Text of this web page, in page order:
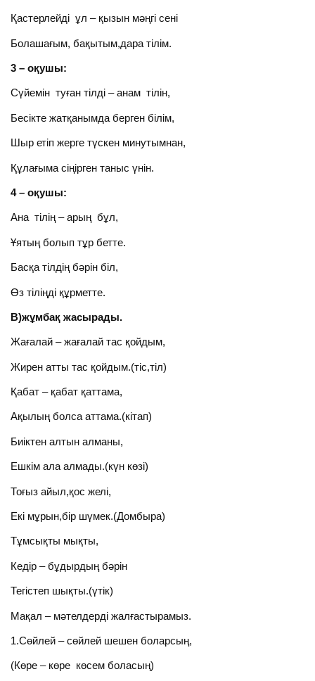
Қастерлейді ұл – қызын мәңгі сені
Болашағым, бақытым,дара тілім.
3 – оқушы:
Сүйемін туған тілді – анам тілін,
Бесікте жатқанымда берген білім,
Шыр етіп жерге түскен минутымнан,
Құлағыма сіңірген таныс үнін.
4 – оқушы:
Ана тілің – арың бұл,
Ұятың болып тұр бетте.
Басқа тілдің бәрін біл,
Өз тіліңді құрметте.
В)жұмбақ жасырады.
Жағалай – жағалай тас қойдым,
Жирен атты тас қойдым.(тіс,тіл)
Қабат – қабат қаттама,
Ақылың болса аттама.(кітап)
Биіктен алтын алманы,
Ешкім ала алмады.(күн көзі)
Тоғыз айыл,қос желі,
Екі мұрын,бір шүмек.(Домбыра)
Тұмсықты мықты,
Кедір – бұдырдың бәрін
Тегістеп шықты.(үтік)
Мақал – мәтелдерді жалғастырамыз.
1.Сөйлей – сөйлей шешен боларсың,
(Көре – көре көсем боласың)